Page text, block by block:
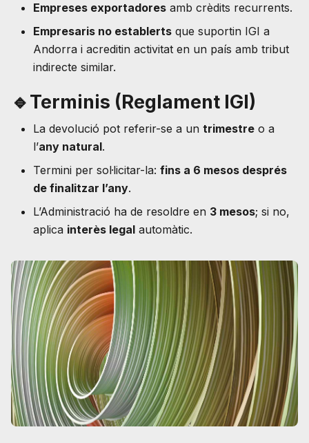
Empreses exportadores amb crèdits recurrents.
Empresaris no establerts que suportin IGI a
Andorra i acreditin activitat en un país amb tribut
indirecte similar.
🔹Terminis (Reglament IGI)
La devolució pot referir-se a un trimestre o a
l’any natural.
Termini per sol·licitar-la: fins a 6 mesos després
de finalitzar l’any.
L’Administració ha de resoldre en 3 mesos; si no,
aplica interès legal automàtic.